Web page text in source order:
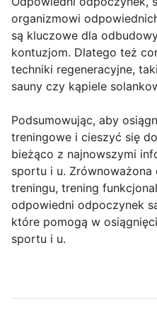
organizmowi
są kluczowe dla
kontuzjom. Dlatego też
techniki regeneracyjne,
sauny czy kąpiele
Podsumowując, aby
treningowe i cieszyć się
bieżąco z najnowszymi
sportu i u.
treningu, trening
odpowiedni odpoczynek
które pomogą w
sportu i u.